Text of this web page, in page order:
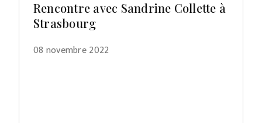
Rencontre avec Sandrine Collette à
Strasbourg
08 novembre 2022